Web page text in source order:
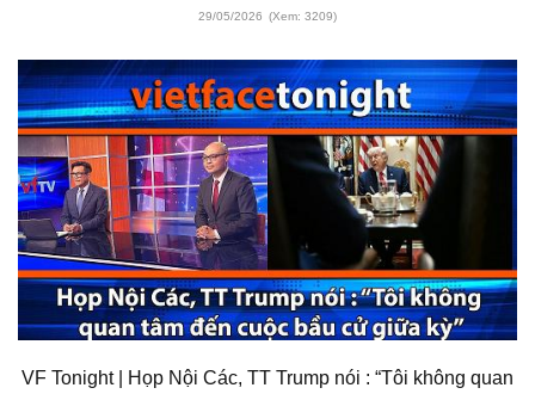
29/05/2026 (Xem: 3209)
VF Tonight | Họp Nội Các, TT Trump nói : “Tôi không quan